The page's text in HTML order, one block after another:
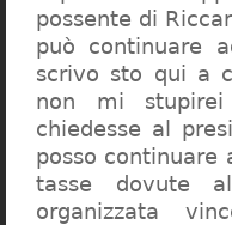
possente di
può continuare
scrivo sto qui a
non mi
chiedesse al
posso continuare
tasse dovute
organizzata